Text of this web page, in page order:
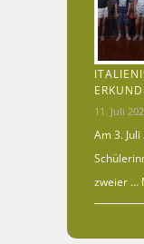
11. Juli
Am 3.
zweier …